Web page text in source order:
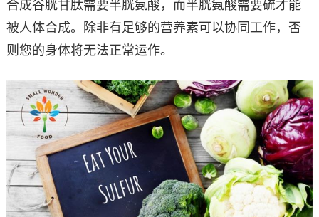
合成谷胱甘肽需要半胱氨酸，而半胱氨酸需要硫才能
被人体合成。除非有足够的营养素可以协同工作，否
则您的身体将无法正常运作。